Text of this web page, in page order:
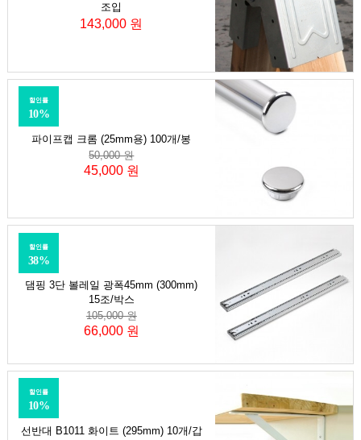
조입
143,000 원
파이프캡 크롬 (25mm용) 100개/봉
할인률
10%
50,000 원
45,000 원
댐핑 3단 볼레일 광폭45mm (300mm)
15조/박스
할인률
38%
105,000 원
66,000 원
선반대 B1011 화이트 (295mm) 10개/갑
할인률
10%